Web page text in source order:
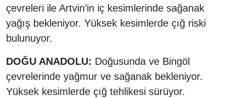
çevreleri ile Artvin’in iç kesimlerinde sağanak
yağış bekleniyor. Yüksek kesimlerde çığ riski
bulunuyor.
DOĞU ANADOLU: Doğusunda ve Bingöl
çevrelerinde yağmur ve sağanak bekleniyor.
Yüksek kesimlerde çığ tehlikesi sürüyor.